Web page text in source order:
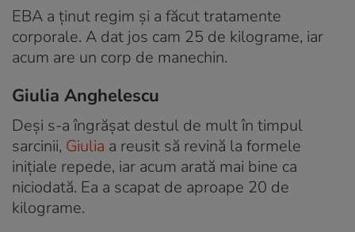
EBA a ținut regim și a făcut tratamente
corporale. A dat jos cam 25 de kilograme, iar
acum are un corp de manechin.
Giulia Anghelescu
Deși s-a îngrășat destul de mult în timpul
sarcinii, Giulia a reusit să revină la formele
inițiale repede, iar acum arată mai bine ca
niciodată. Ea a scapat de aproape 20 de
kilograme.